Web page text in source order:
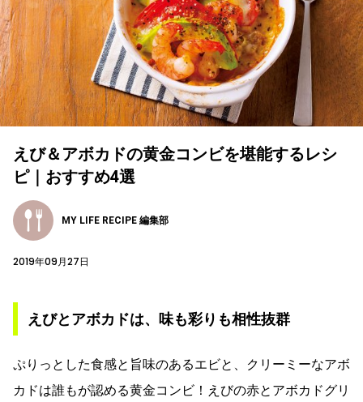
えび＆アボカドの黄金コンビを堪能するレシ
ピ｜おすすめ4選
MY LIFE RECIPE 編集部
2019年09月27日
えびとアボカドは、味も彩りも相性抜群
ぷりっとした食感と旨味のあるエビと、クリーミーなアボ
カドは誰もが認める黄金コンビ！えびの赤とアボカドグリ